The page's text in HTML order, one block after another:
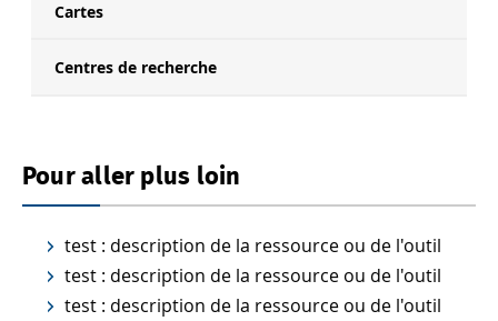
Cartes
Centres de recherche
Pour aller plus loin
test : description de la ressource ou de l'outil
test : description de la ressource ou de l'outil
test : description de la ressource ou de l'outil